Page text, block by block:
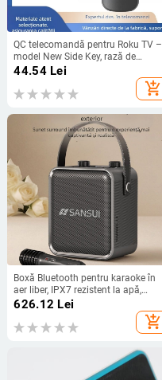
QC telecomandă pentru Roku TV –
model New Side Key, rază de
transmisie 15m, pentru televizor
44.54Lei
add_shopping_cart
Boxă Bluetooth pentru karaoke în
aer liber, IPX7 rezistent la apă,
baterie încorporată 6000mAh, 50W
626.12 Lei
add_shopping_cart